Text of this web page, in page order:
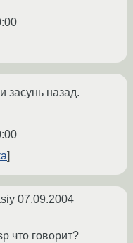
засунь назад.
07.09.2004
что говорит?